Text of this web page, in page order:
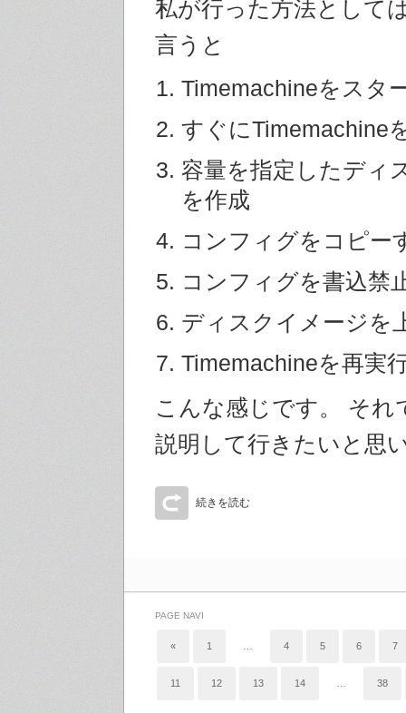
私が行った方法として
言うと
Timemachineをスタ
すぐにTimemachine
容量を指定したディ
を作成
コンフィグをコピー
コンフィグを書込禁
ディスクイメージを
Timemachineを再実
こんな感じです。 それ
説明して行きたいと思
続きを読む
PAGE NAVI
« 1 4 5 6 7
11 12 13 14 38